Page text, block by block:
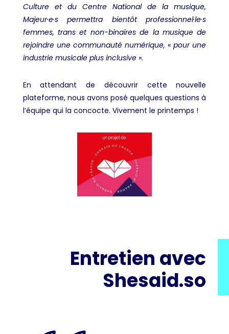
Culture et du Centre National de la musique,
Majeur·e·s permettra bientôt professionnel·le·s
femmes, trans et non-binaires de la musique de
rejoindre une communauté numérique, « pour une
industrie musicale plus inclusive ».
En attendant de découvrir cette nouvelle
plateforme, nous avons posé quelques questions à
l’équipe qui la concocte. Vivement le printemps !
Entretien avec
Shesaid.so